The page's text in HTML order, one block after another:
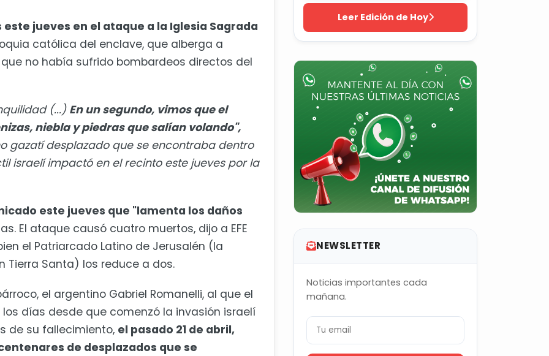
jueves en el ataque a la Iglesia Sagrada
católica del enclave, que alberga a
no había sufrido bombardeos directos del
(...) En un segundo, vimos que el
niebla y piedras que salían volando",
gazatí desplazado que se encontraba dentro
israelí impactó en el recinto este jueves por la
este jueves que "lamenta los daños
El ataque causó cuatro muertos, dijo a EFE
el Patriarcado Latino de Jerusalén (la
Santa) los reduce a dos.
el argentino Gabriel Romanelli, al que el
días desde que comenzó la invasión israelí
de su fallecimiento, el pasado 21 de abril,
de desplazados que se
Leer Edición de Hoy
NEWSLETTER
Noticias importantes cada
mañana.